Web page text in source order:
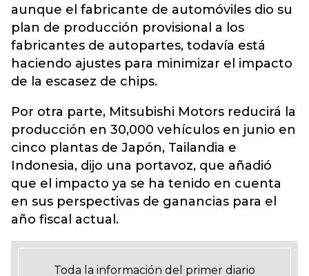
aunque el fabricante de automóviles dio su
plan de producción provisional a los
fabricantes de autopartes, todavía está
haciendo ajustes para minimizar el impacto
de la escasez de chips.
Por otra parte, Mitsubishi Motors reducirá la
producción en 30,000 vehículos en junio en
cinco plantas de Japón, Tailandia e
Indonesia, dijo una portavoz, que añadió
que el impacto ya se ha tenido en cuenta
en sus perspectivas de ganancias para el
año fiscal actual.
Toda la información del primer diario